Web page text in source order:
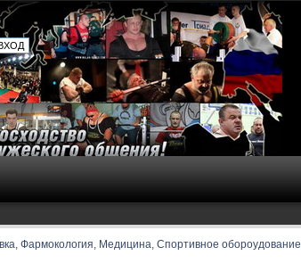
Фармокология, Медицина, Спортивное обороудование